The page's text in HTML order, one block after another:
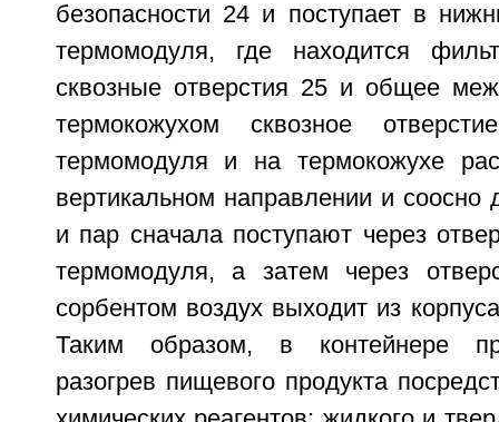
безопасности 24 и поступает в
термомодуля, где находится
сквозные отверстия 25 и общее
термокожухом сквозное
термомодуля и на термокожухе
вертикальном направлении и соосно
и пар сначала поступают через
термомодуля, а затем через
сорбентом воздух выходит из
Таким образом, в контейнере
разогрев пищевого продукта